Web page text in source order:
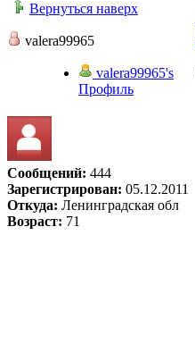
Вернуться наверх
valera99965
valera99965's
Профиль
Сообщений: 444
Зарегистрирован: 05.12.2011
Откуда: Ленинградская обл
Возраст: 71